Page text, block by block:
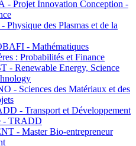
- Projet Innovation Conception -
Physique des Plasmas et de la
- Mathématiques
: Probabilités et Finance
- Renewable Energy, Science
- Sciences des Matériaux et des
- Transport et Développement
- TRADD
- Master Bio-entrepreneur